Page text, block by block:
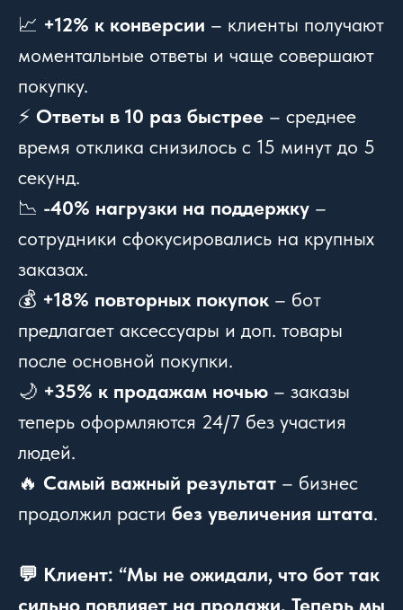
📈 +12% к конверсии – клиенты получают
моментальные ответы и чаще совершают
покупку.
⚡ Ответы в 10 раз быстрее – среднее
время отклика снизилось с 15 минут до 5
секунд.
📉 -40% нагрузки на поддержку –
сотрудники сфокусировались на крупных
заказах.
💰 +18% повторных покупок – бот
предлагает аксессуары и доп. товары
после основной покупки.
🌙 +35% к продажам ночью – заказы
теперь оформляются 24/7 без участия
людей.
🔥 Самый важный результат – бизнес
продолжил расти без увеличения штата.
💬 Клиент: “Мы не ожидали, что бот так
сильно повлияет на продажи. Теперь мы